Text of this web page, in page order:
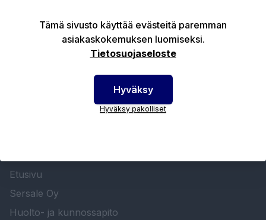
Tekniset edut
Etusivu
Sersale Oy
Huolto- ja kunnossapito
Tämä sivusto käyttää evästeitä paremman
asiakaskokemuksen luomiseksi.
Tietosuojaseloste
Hyväksy
Hyväksy pakolliset